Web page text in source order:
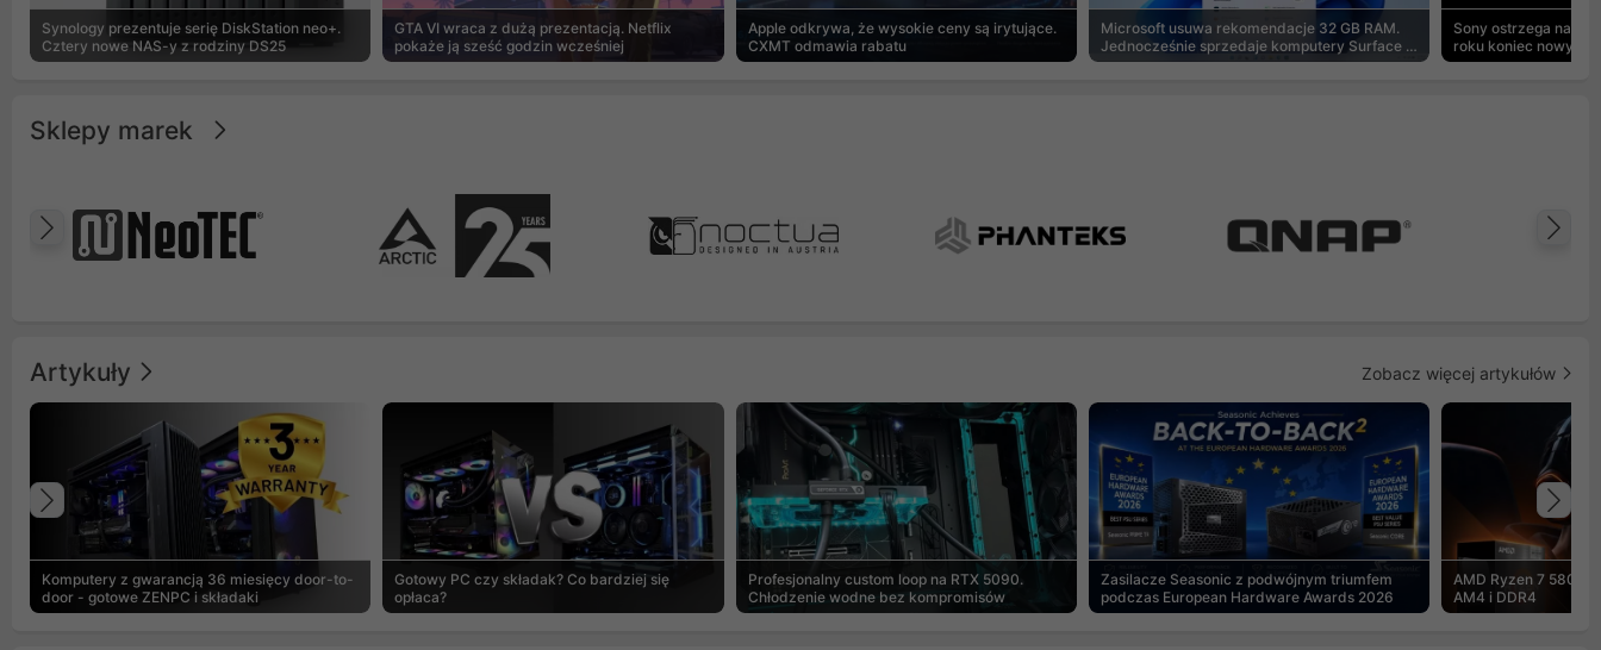
Synology prezentuje serię DiskStation neo+.
Cztery nowe NAS-y z rodziny DS25
GTA VI wraca z dużą prezentacją. Netflix
pokaże ją sześć godzin wcześniej
Apple odkrywa, że wysokie ceny są irytujące.
CXMT odmawia rabatu
Microsoft usuwa rekomendacje 32 GB RAM.
Jednocześnie sprzedaje komputery Surface z
8 GB
Sony ostrzega na
roku koniec nowych
Sklepy marek
Poprzedni
Artykuły Zobacz więcej artykułów
Komputery z gwarancją 36 miesięcy door-to-
door - gotowe ZENPC i składaki
Gotowy PC czy składak? Co bardziej się
opłaca?
Profesjonalny custom loop na RTX 5090.
Chłodzenie wodne bez kompromisów
Zasilacze Seasonic z podwójnym triumfem
podczas European Hardware Awards 2026
AMD Ryzen 7
AM4 i DDR4
Poprzedni